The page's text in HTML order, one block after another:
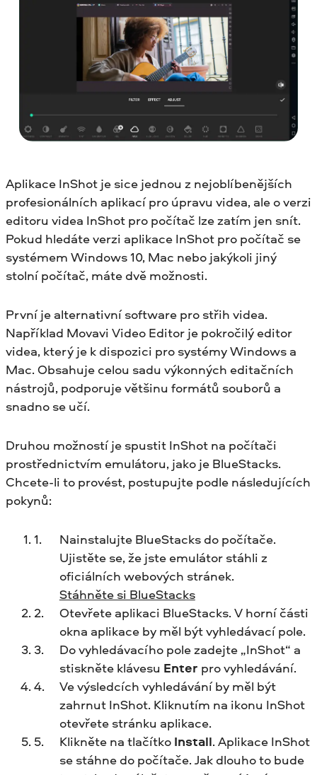
Aplikace InShot je sice jednou z nejoblíbenějších
profesionálních aplikací pro úpravu videa, ale o verzi
editoru videa InShot pro počítač lze zatím jen snít.
Pokud hledáte verzi aplikace InShot pro počítač se
systémem Windows 10, Mac nebo jakýkoli jiný
stolní počítač, máte dvě možnosti.
První je alternativní software pro střih videa.
Například Movavi Video Editor je pokročilý editor
videa, který je k dispozici pro systémy Windows a
Mac. Obsahuje celou sadu výkonných editačních
nástrojů, podporuje většinu formátů souborů a
snadno se učí.
Druhou možností je spustit InShot na počítači
prostřednictvím emulátoru, jako je BlueStacks.
Chcete-li to provést, postupujte podle následujících
pokynů:
Nainstalujte BlueStacks do počítače.
Ujistěte se, že jste emulátor stáhli z
oficiálních webových stránek.
Stáhněte si BlueStacks
Otevřete aplikaci BlueStacks. V horní části
okna aplikace by měl být vyhledávací pole.
Do vyhledávacího pole zadejte „InShot“ a
stiskněte klávesu Enter pro vyhledávání.
Ve výsledcích vyhledávání by měl být
zahrnut InShot. Kliknutím na ikonu InShot
otevřete stránku aplikace.
Klikněte na tlačítkoInstall. Aplikace InShot
se stáhne do počítače. Jak dlouho to bude